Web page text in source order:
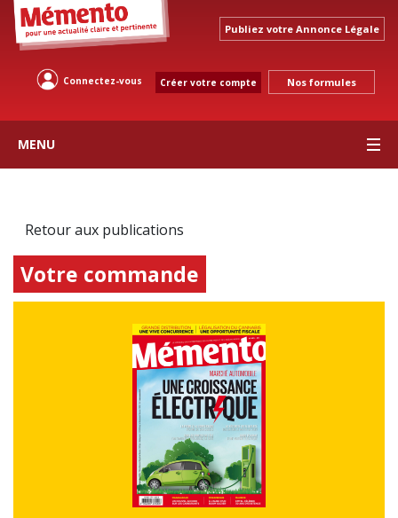
Publiez votre Annonce Légale
Connectez-vous Créer votre compte Nos formules
MENU
Retour aux publications
Votre commande